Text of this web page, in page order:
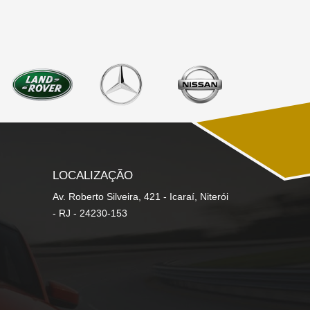
LOCALIZAÇÃO
Av. Roberto Silveira, 421 - Icaraí, Niterói
- RJ - 24230-153